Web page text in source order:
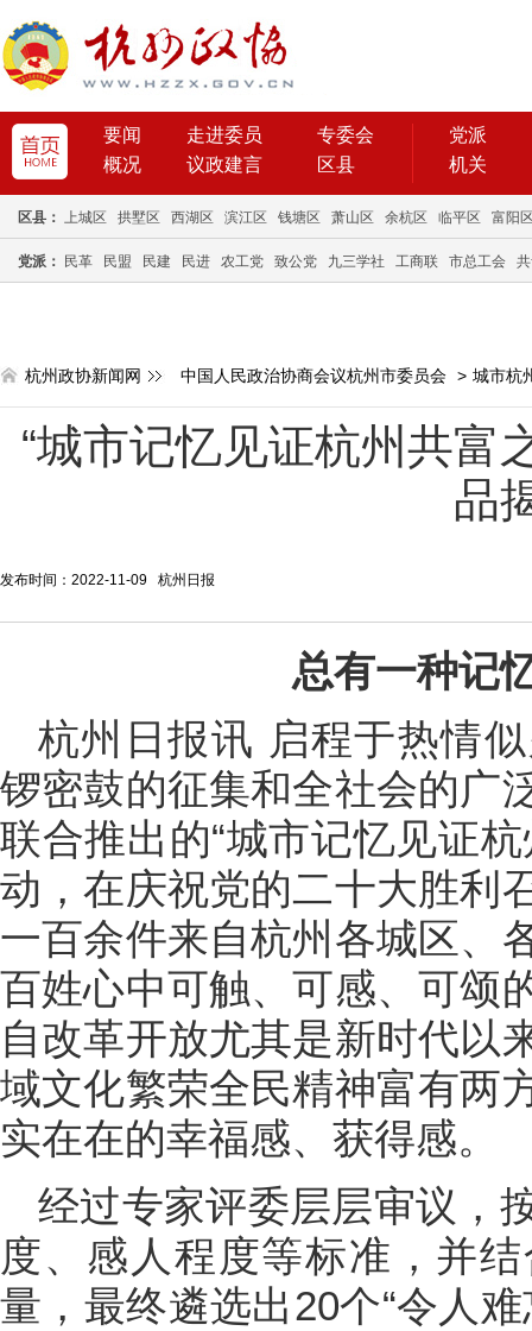
要闻 走进委员
专委会
概况
议政建言 区县
党派
机关
区县： 上城区 拱墅区 西湖区 滨江区 钱塘区 萧山区 余杭区 临平区 富阳
党派： 民革 民盟 民建 民进 农工党 致公党 九三学社 工商联 市总工会
杭州政协新闻网 中国人民政治协商会议杭州市委员会 > 城市杭
“城市记忆见证杭州共富
品
发布时间：2022-11-09 ​杭州日报
总有一种记
杭州日报讯 启程于热情
锣密鼓的征集和全社会的广
联合推出的“城市记忆见证
动，在庆祝党的二十大胜利
一百余件来自杭州各城区、
百姓心中可触、可感、可颂
自改革开放尤其是新时代以
域文化繁荣全民精神富有两
实在在的幸福感、获得感。
经过专家评委层层审议，
度、感人程度等标准，并
量，最终遴选出20个“令人